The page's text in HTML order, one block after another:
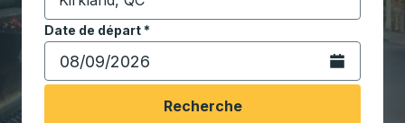
Commencez à saisir la ville de destination pour
Date de départ*
Tapez la date au format date Barre oblique du mois à
Ouvrez le
Recherche